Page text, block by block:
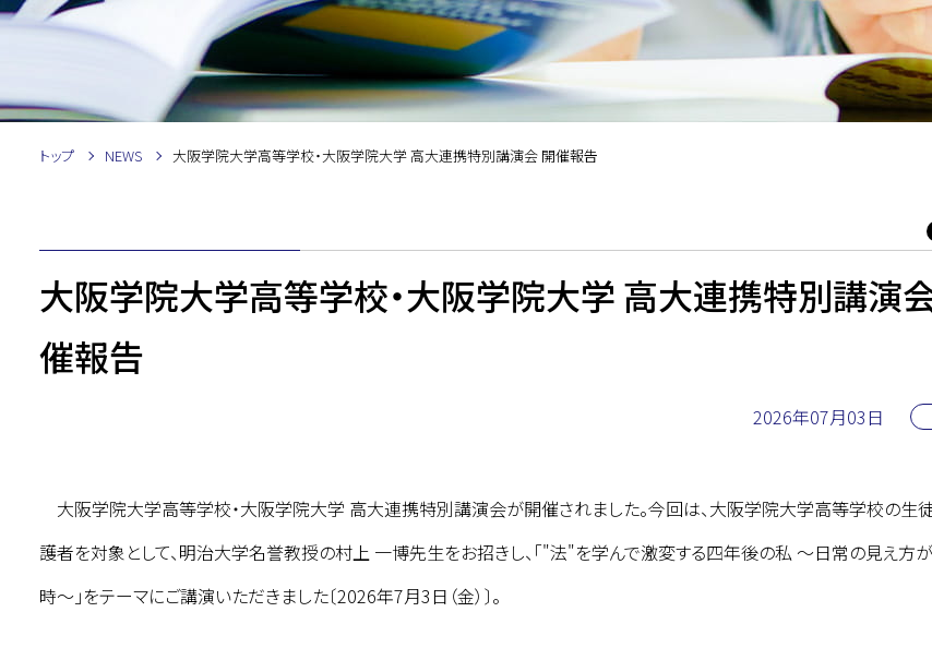
トップ NEWS 大阪学院大学高等学校・大阪学院大学 高大連携特別講演会 開催報告
大阪学院大学高等学校・大阪学院大学 高大連携特別講演
催報告
2026年07月03日
大阪学院大学高等学校・大阪学院大学 高大連携特別講演会が開催されました。今回は、大阪学院大学高等学校の生
護者を対象として、明治大学名誉教授の村上 一博先生をお招きし、「"法"を学んで激変する四年後の私 ～日常の見え方
時～」をテーマにご講演いただきました〔2026年7月3日（金）〕。